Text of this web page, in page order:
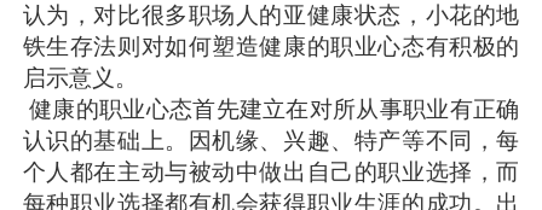
认为，对比很多职场人的亚健康状态，小花的地
铁生存法则对如何塑造健康的职业心态有积极的
启示意义。
健康的职业心态首先建立在对所从事职业有正确
认识的基础上。因机缘、兴趣、特产等不同，每
个人都在主动与被动中做出自己的职业选择，而
每种职业选择都有机会获得职业生涯的成功。出